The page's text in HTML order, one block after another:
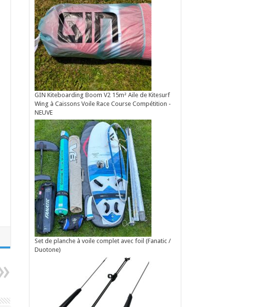
GIN Kiteboarding Boom V2 15m² Aile de Kitesurf
Wing à Caissons Voile Race Course Compétition -
NEUVE
Set de planche à voile complet avec foil (Fanatic /
Duotone)